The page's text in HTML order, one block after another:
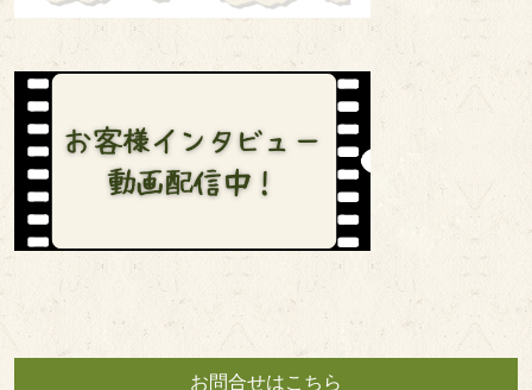
お問合せはこちら